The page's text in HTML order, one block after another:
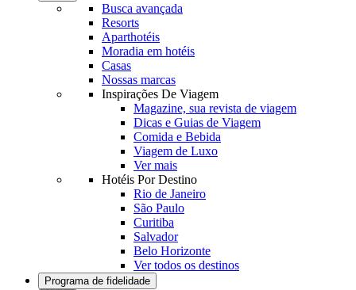
Busca avançada
Resorts
Aparthotéis
Moradia em hotéis
Casas
Nossas marcas
Inspirações De Viagem
Magazine, sua revista de viagem
Dicas e Guias de Viagem
Comida e Bebida
Viagem de Luxo
Ver mais
Hotéis Por Destino
Rio de Janeiro
São Paulo
Curitiba
Salvador
Belo Horizonte
Ver todos os destinos
Programa de fidelidade